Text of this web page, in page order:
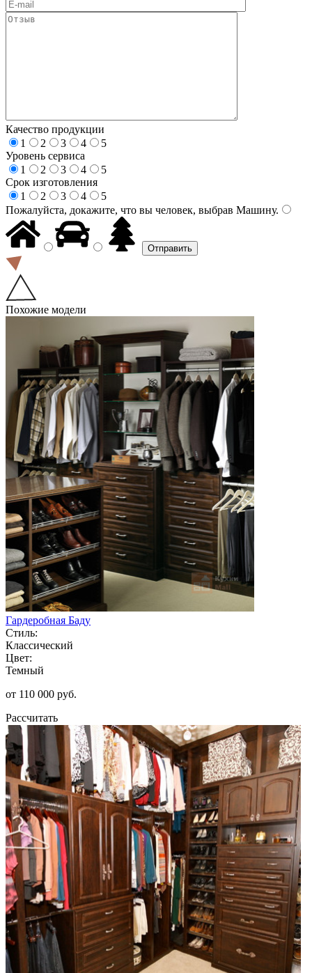
Качество продукции
1
2 3 4
5
Уровень сервиса
1
2 3 4
5
Срок изготовления
1
2 3 4
5
Пожалуйста, докажите, что вы человек, выбрав Машину.
Похожие модели
Гардеробная Баду
Стиль:
Классический
Цвет:
Темный
от 110 000 руб.
Рассчитать